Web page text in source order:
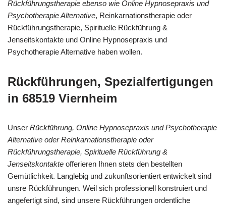
Rückführungstherapie ebenso wie Online Hypnosepraxis und
Psychotherapie Alternative, Reinkarnationstherapie oder
Rückführungstherapie, Spirituelle Rückführung &
Jenseitskontakte und Online Hypnosepraxis und
Psychotherapie Alternative haben wollen.
Rückführungen, Spezialfertigungen
in 68519 Viernheim
Unser Rückführung, Online Hypnosepraxis und Psychotherapie
Alternative oder Reinkarnationstherapie oder
Rückführungstherapie, Spirituelle Rückführung &
Jenseitskontakte offerieren Ihnen stets den bestellten
Gemütlichkeit. Langlebig und zukunftsorientiert entwickelt sind
unsre Rückführungen. Weil sich professionell konstruiert und
angefertigt sind, sind unsere Rückführungen ordentliche